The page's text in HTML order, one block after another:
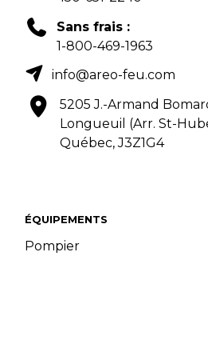
ÉQUIPEMENTS
Pompier
Sans frais :
1-800-469-1963
info@areo-feu.com
5205 J.-Armand
Longueuil (Arr. St-
Québec, J3Z1G4